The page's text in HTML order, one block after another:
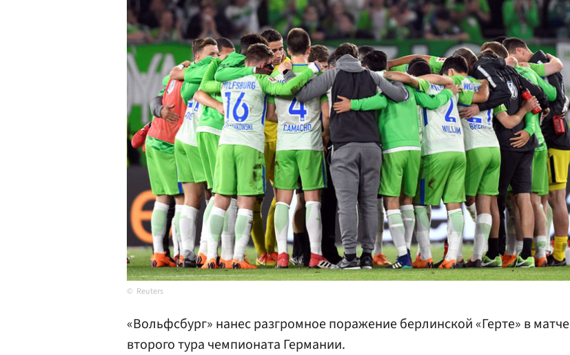
Reuters
«Вольфсбург» нанес разгромное поражение берлинской «Герте» в матче
второго тура чемпионата Германии.